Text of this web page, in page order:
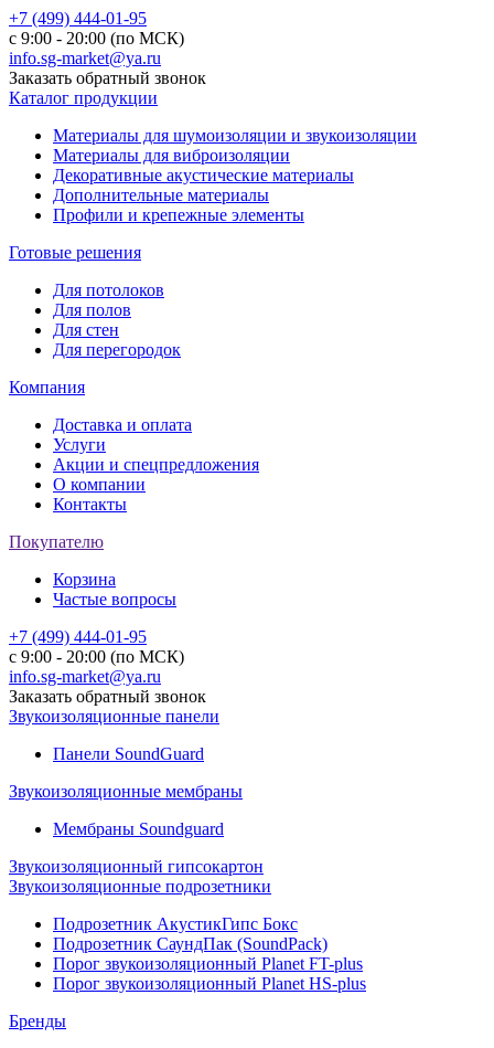
+7 (499) 444-01-95
с 9:00 - 20:00 (по МСК)
info.sg-market@ya.ru
Заказать обратный звонок
Каталог продукции
Материалы для шумоизоляции и звукоизоляции
Материалы для виброизоляции
Декоративные акустические материалы
Дополнительные материалы
Профили и крепежные элементы
Готовые решения
Для потолоков
Для полов
Для стен
Для перегородок
Компания
Доставка и оплата
Услуги
Акции и спецпредложения
О компании
Контакты
Покупателю
Корзина
Частые вопросы
+7 (499) 444-01-95
с 9:00 - 20:00 (по МСК)
info.sg-market@ya.ru
Заказать обратный звонок
Звукоизоляционные панели
Панели SoundGuard
Звукоизоляционные мембраны
Мембраны Soundguard
Звукоизоляционный гипсокартон
Звукоизоляционные подрозетники
Подрозетник АкустикГипс Бокс
Подрозетник СаундПак (SoundPack)
Порог звукоизоляционный Planet FT-plus
Порог звукоизоляционный Planet HS-plus
Бренды